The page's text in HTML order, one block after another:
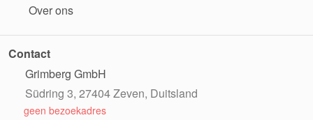
Over ons
Contact
Grimberg GmbH
Südring 3, 27404 Zeven, Duitsland
geen bezoekadres